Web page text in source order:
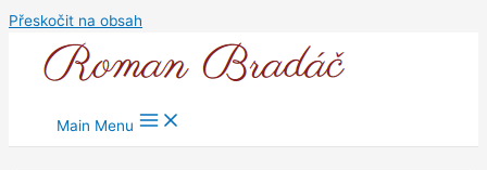
Přeskočit na obsah
Main Menu